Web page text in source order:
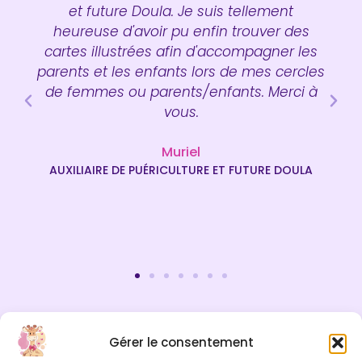
Gérer le consentement
et future Doula. Je suis tellement
heureuse d'avoir pu enfin trouver des
cartes illustrées afin d'accompagner les
parents et les enfants lors de mes cercles
de femmes ou parents/enfants. Merci à
vous.
Muriel
AUXILIAIRE DE PUÉRICULTURE ET FUTURE DOULA
INFOS LÉGALES